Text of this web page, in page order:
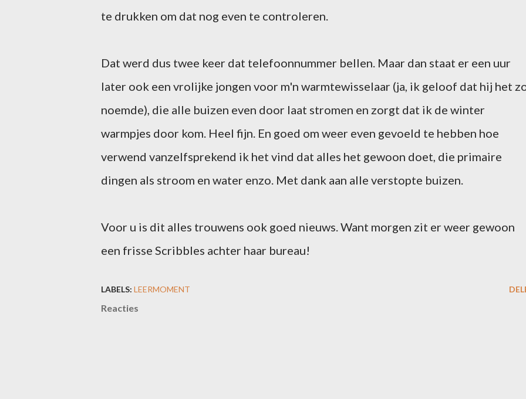
te drukken om dat nog even te controleren.
Dat werd dus twee keer dat telefoonnummer bellen. Maar dan staat er een uur
later ook een vrolijke jongen voor m'n warmtewisselaar (ja, ik geloof dat hij het
noemde), die alle buizen even door laat stromen en zorgt dat ik de winter
warmpjes door kom. Heel fijn. En goed om weer even gevoeld te hebben hoe
verwend vanzelfsprekend ik het vind dat alles het gewoon doet, die primaire
dingen als stroom en water enzo. Met dank aan alle verstopte buizen.
Voor u is dit alles trouwens ook goed nieuws. Want morgen zit er weer gewoon
een frisse Scribbles achter haar bureau!
LABELS: LEERMOMENT
Reacties